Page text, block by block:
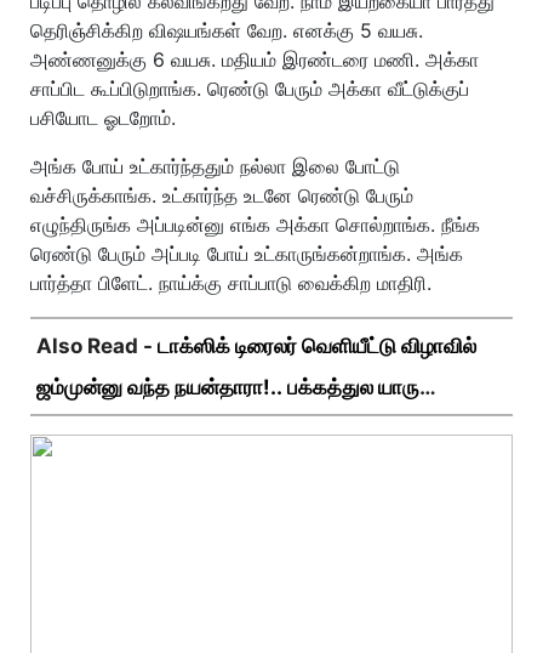
தெரிஞ்சிக்கிற விஷயங்கள் வேற. எனக்கு 5 வயசு.
அண்ணனுக்கு 6 வயசு. மதியம் இரண்டரை மணி. அக்கா
சாப்பிட கூப்பிடுறாங்க. ரெண்டு பேரும் அக்கா வீட்டுக்குப்
பசியோட ஓடறோம்.
அங்க போய் உட்கார்ந்ததும் நல்லா இலை போட்டு
வச்சிருக்காங்க. உட்கார்ந்த உடனே ரெண்டு பேரும்
எழுந்திருங்க அப்படின்னு எங்க அக்கா சொல்றாங்க. நீங்க
ரெண்டு பேரும் அப்படி போய் உட்காருங்கன்றாங்க. அங்க
பார்த்தா பிளேட். நாய்க்கு சாப்பாடு வைக்கிற மாதிரி.
Also Read - டாக்ஸிக் டிரைலர் வெளியீட்டு விழாவில்
ஜம்முன்னு வந்த நயன்தாரா!.. பக்கத்துல யாரு
பாருங்க!..